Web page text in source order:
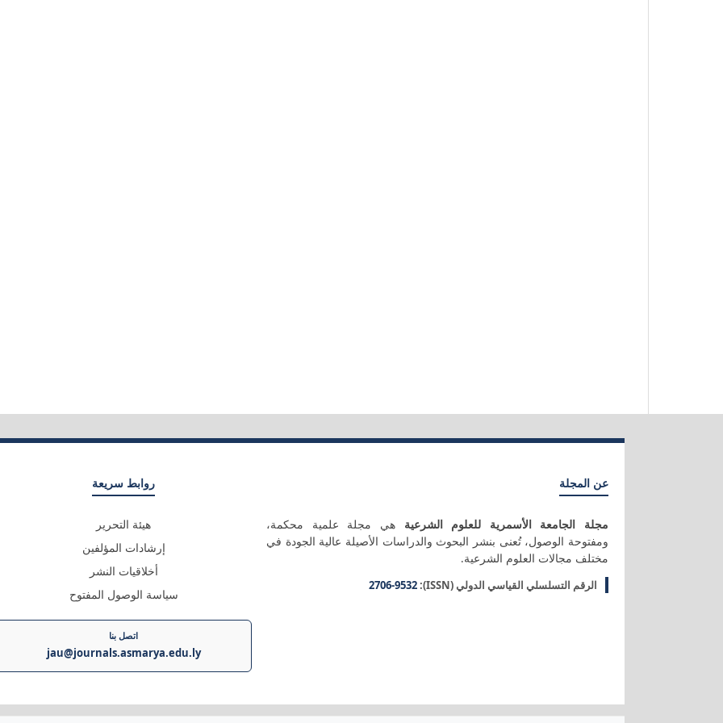
عن المجلة
مجلة الجامعة الأسمرية للعلوم الشرعية هي مجلة علمية محكمة،
ومفتوحة الوصول، تُعنى بنشر البحوث والدراسات الأصيلة عالية الجودة في
مختلف مجالات العلوم الشرعية.
الرقم التسلسلي القياسي الدولي (ISSN):
2706-9532
روابط سريعة
هيئة التحرير
إرشادات المؤلفين
أخلاقيات النشر
سياسة الوصول المفتوح
اتصل بنا
jau@journals.asmarya.edu.ly